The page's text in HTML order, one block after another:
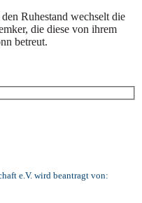
Ruhestand wechselt die
die diese von ihrem
betreut.
e.V. wird beantragt von: